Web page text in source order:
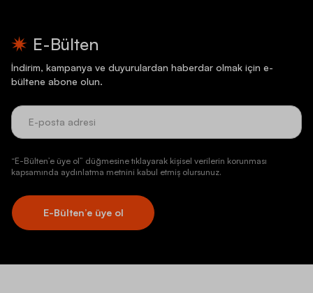
E-Bülten
İndirim, kampanya ve duyurulardan haberdar olmak için e-
bültene abone olun.
“E-Bülten’e üye ol” düğmesine tıklayarak kişisel verilerin korunması
kapsamında aydınlatma metnini kabul etmiş olursunuz.
E-Bülten’e üye ol